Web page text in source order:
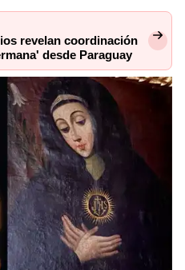
revelan coordinación
desde Paraguay